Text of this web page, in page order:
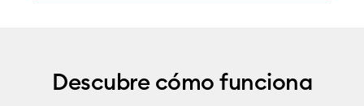
Descubre cómo funciona